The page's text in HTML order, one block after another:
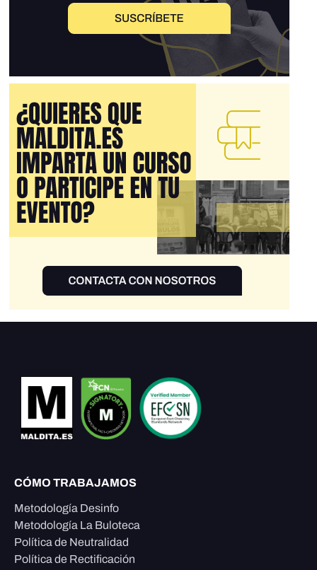
CÓMO TRABAJAMOS
Metodología Desinfo
Metodología La Buloteca
Política de Neutralidad
Política de Rectificación